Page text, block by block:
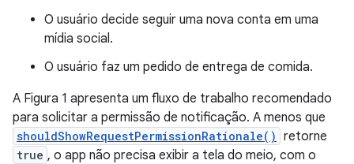
O usuário decide seguir uma nova conta em uma
mídia social.
O usuário faz um pedido de entrega de comida.
A Figura 1 apresenta um fluxo de trabalho recomendado
para solicitar a permissão de notificação. A menos que
shouldShowRequestPermissionRationale() retorne
true , o app não precisa exibir a tela do meio, com o